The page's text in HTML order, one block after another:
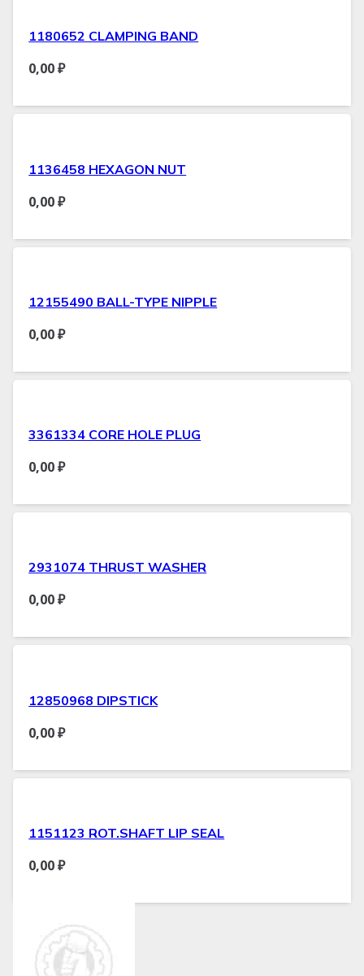
1180652 CLAMPING BAND
0,00₽
1136458 HEXAGON NUT
0,00₽
12155490 BALL-TYPE NIPPLE
0,00₽
3361334 CORE HOLE PLUG
0,00₽
2931074 THRUST WASHER
0,00₽
12850968 DIPSTICK
0,00₽
1151123 ROT.SHAFT LIP SEAL
0,00₽